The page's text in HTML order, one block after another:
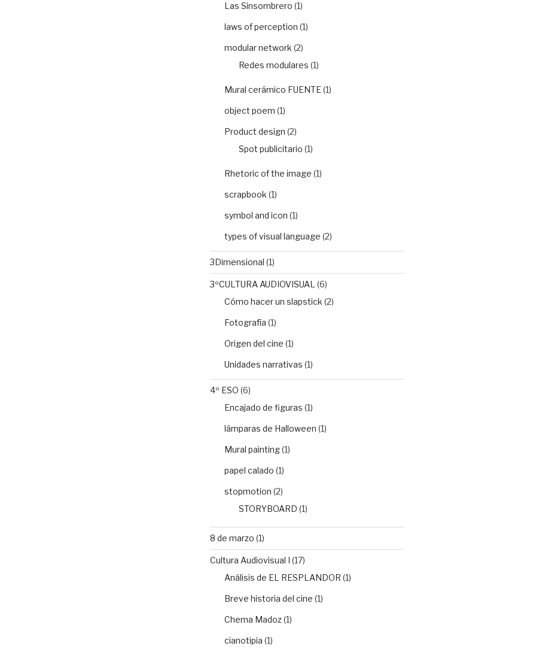
Las Sinsombrero (1)
laws of perception (1)
modular network (2)
Redes modulares (1)
Mural cerámico FUENTE(1)
object poem (1)
Product design (2)
Spot publicitario (1)
Rhetoric of the image (1)
scrapbook (1)
symbol and icon (1)
types of visual language (2)
3Dimensional (1)
3ºCULTURA AUDIOVISUAL (6)
Cómo hacer un slapstick (2)
Fotografía (1)
Origen del cine (1)
Unidades narrativas (1)
4º ESO (6)
Encajado de figuras (1)
lámparas de Halloween (1)
Mural painting(1)
papel calado (1)
stopmotion (2)
STORYBOARD (1)
8 de marzo (1)
Cultura Audiovisual I (17)
Análisis de EL RESPLANDOR (1)
Breve historia del cine (1)
Chema Madoz(1)
cianotipia (1)